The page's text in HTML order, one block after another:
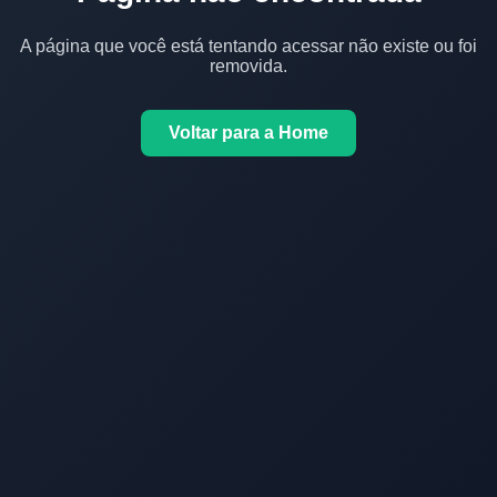
A página que você está tentando acessar não existe ou foi
removida.
Voltar para a Home